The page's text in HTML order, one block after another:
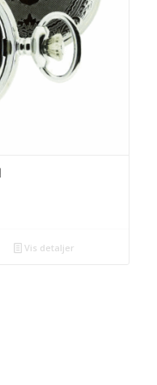
Vis detaljer